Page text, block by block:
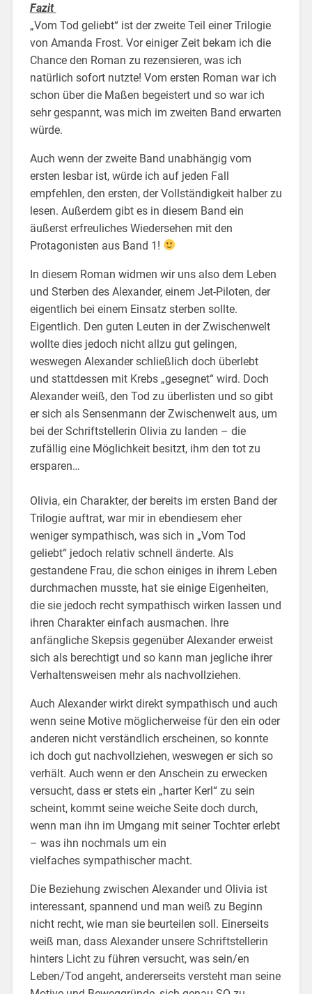
Fazit
„Vom Tod geliebt“ ist der zweite Teil einer Trilogie
von Amanda Frost. Vor einiger Zeit bekam ich die
Chance den Roman zu rezensieren, was ich
natürlich sofort nutzte! Vom ersten Roman war ich
schon über die Maßen begeistert und so war ich
sehr gespannt, was mich im zweiten Band erwarten
würde.
Auch wenn der zweite Band unabhängig vom
ersten lesbar ist, würde ich auf jeden Fall
empfehlen, den ersten, der Vollständigkeit halber zu
lesen. Außerdem gibt es in diesem Band ein
äußerst erfreuliches Wiedersehen mit den
Protagonisten aus Band 1!
In diesem Roman widmen wir uns also dem Leben
und Sterben des Alexander, einem Jet-Piloten, der
eigentlich bei einem Einsatz sterben sollte.
Eigentlich. Den guten Leuten in der Zwischenwelt
wollte dies jedoch nicht allzu gut gelingen,
weswegen Alexander schließlich doch überlebt
und stattdessen mit Krebs „gesegnet“ wird. Doch
Alexander weiß, den Tod zu überlisten und so gibt
er sich als Sensenmann der Zwischenwelt aus, um
bei der Schriftstellerin Olivia zu landen – die
zufällig eine Möglichkeit besitzt, ihm den tot zu
ersparen…
Olivia, ein Charakter, der bereits im ersten Band der
Trilogie auftrat, war mir in ebendiesem eher
weniger sympathisch, was sich in „Vom Tod
geliebt“ jedoch relativ schnell änderte. Als
gestandene Frau, die schon einiges in ihrem Leben
durchmachen musste, hat sie einige Eigenheiten,
die sie jedoch recht sympathisch wirken lassen und
ihren Charakter einfach ausmachen. Ihre
anfängliche Skepsis gegenüber Alexander erweist
sich als berechtigt und so kann man jegliche ihrer
Verhaltensweisen mehr als nachvollziehen.
Auch Alexander wirkt direkt sympathisch und auch
wenn seine Motive möglicherweise für den ein oder
anderen nicht verständlich erscheinen, so konnte
ich doch gut nachvollziehen, weswegen er sich so
verhält. Auch wenn er den Anschein zu erwecken
versucht, dass er stets ein „harter Kerl“ zu sein
scheint, kommt seine weiche Seite doch durch,
wenn man ihn im Umgang mit seiner Tochter erlebt
– was ihn nochmals um ein
vielfaches sympathischer macht.
Die Beziehung zwischen Alexander und Olivia ist
interessant, spannend und man weiß zu Beginn
nicht recht, wie man sie beurteilen soll. Einerseits
weiß man, dass Alexander unsere Schriftstellerin
hinters Licht zu führen versucht, was sein/en
Leben/Tod angeht, andererseits versteht man seine